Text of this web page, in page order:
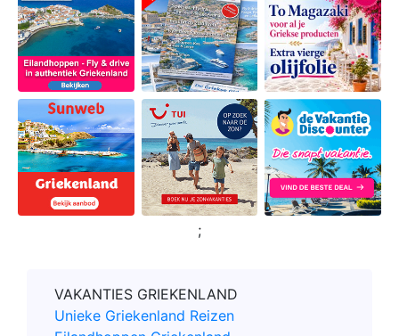
;
VAKANTIES GRIEKENLAND
Unieke Griekenland Reizen